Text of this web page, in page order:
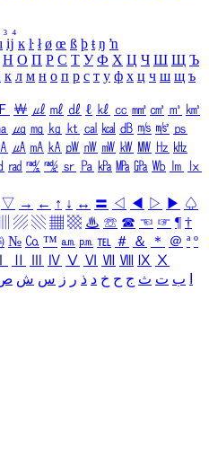
₃ ₄
ı ĳ ĸ ŀ ł ø œ ß þ ŧ ŋ ŉ
Н О П Р С Т У Ф Х Ц Ч Ш Щ Ъ
к л м н о п р с т у ф х ц ч ш щ ъ
Ｆ ￦ ㎕ ㎖ ㎗ ℓ ㎘ ㏄ ㎣ ㎤ ㎥ ㎦
㎍ ㎎ ㎏ ㏏ ㎈ ㎉ ㏈ ㎧ ㎨ ㎰
㎂ ㎃ ㎄ ㎺ ㎻ ㎽ ㎾ ㎿ ㎐ ㎑
㎭ ㎮ ㎯ ㏛ ㎩ ㎪ ㎫ ㎬ ㏝ ㏐
㏓
▽ → ← ↑ ↓ ↔ 〓 ◁ ◀ ▷ ▶ ♤
▨ ▧ ▦ ▩ ♨ ☏ ☎ ☜ ☞ ¶ †
№ ㏇ ™ ㏂ ㏘ ℡ ＃ ＆ ＊ ＠ ª º
Ⅳ Ⅴ Ⅵ Ⅶ Ⅷ Ⅸ Ⅹ
ب ت ث ج ح خ د ذ ر ز س ش